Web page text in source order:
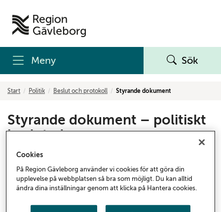
Meny Sök
Start Politik Beslut och protokoll Styrande dokument
Styrande dokument – politiskt
beslutade
Dokument som beslutats av regionfullmäktige och
regionstyrelse Region Gävleborg.
Cookies
På Region Gävleborg använder vi cookies för att göra din
upplevelse på webbplatsen så bra som möjligt. Du kan alltid
ändra dina inställningar genom att klicka på Hantera cookies.